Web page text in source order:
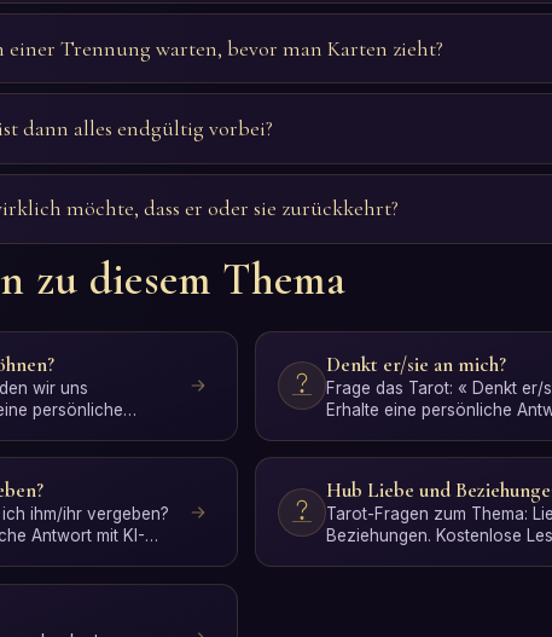
einer Trennung warten, bevor man Karten zieht?
dann alles endgültig vorbei?
möchte, dass er oder sie zurückkehrt?
zu diesem Thema
wir uns
persönliche
Denkt er/sie an mich?
Frage das Tarot: « Denkt er/
Erhalte eine persönliche
ihm/ihr vergeben?
Antwort mit KI-
Hub Liebe und
Tarot-Fragen zum Thema:
Beziehungen. Kostenlose